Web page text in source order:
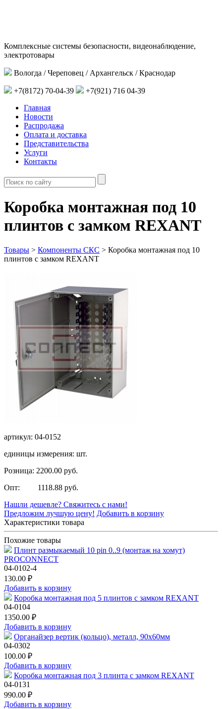
Комплексные системы безопасности, видеонаблюдение,
электротовары
Вологда / Череповец / Архангельск / Краснодар
+7(8172) 70-04-39
+7(921) 716 04-39
Главная
Новости
Распродажа
Оплата и доставка
Представительства
Услуги
Контакты
Коробка монтажная под 10
плинтов с замком REXANT
Товары > Компоненты СКС > Коробка монтажная под 10
плинтов с замком REXANT
артикул: 04-0152
единицы измерения: шт.
Розница: 2200.00 руб.
Опт: 1118.88 руб.
Нашли дешевле? Свяжитесь с нами!
Предложим лучшую цену! Добавить в корзину
Характеристики товара
Похожие товары
Плинт размыкаемый 10 pin 0..9 (монтаж на хомут)
PROCONNECT
04-0102-4
130.00 ₽
Добавить в корзину
Коробка монтажная под 5 плинтов с замком REXANT
04-0104
1350.00 ₽
Добавить в корзину
Органайзер вертик (кольцо), металл, 90х60мм
04-0302
100.00 ₽
Добавить в корзину
Коробка монтажная под 3 плинта с замком REXANT
04-0131
990.00 ₽
Добавить в корзину